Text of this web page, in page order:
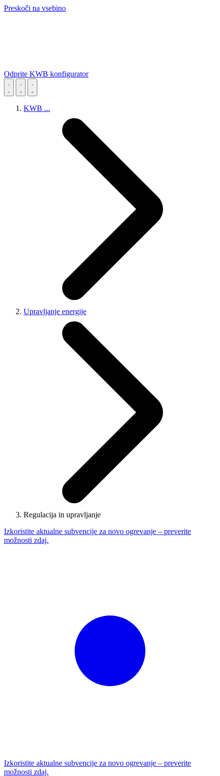
Preskoči na vsebino
Odprite KWB konfigurator
KWB ...
Upravljanje energije
Regulacija in upravljanje
Izkoristite aktualne subvencije za novo ogrevanje – preverite
možnosti zdaj.
Izkoristite aktualne subvencije za novo ogrevanje – preverite
možnosti zdaj.